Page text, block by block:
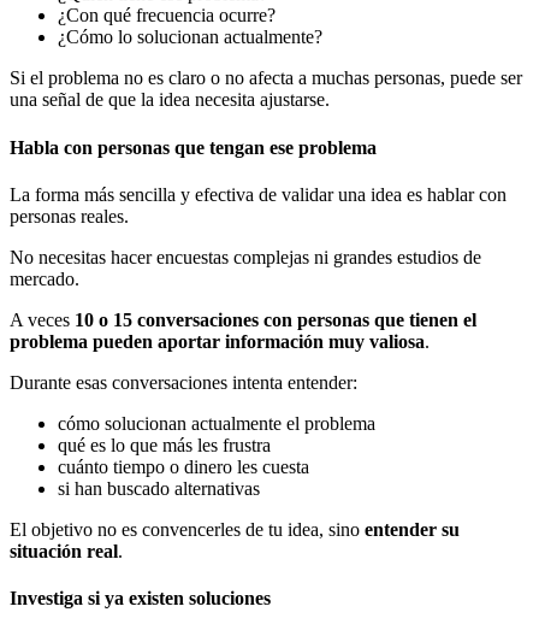
¿Con qué frecuencia ocurre?
¿Cómo lo solucionan actualmente?
Si el problema no es claro o no afecta a muchas personas, puede ser
una señal de que la idea necesita ajustarse.
Habla con personas que tengan ese problema
La forma más sencilla y efectiva de validar una idea es hablar con
personas reales.
No necesitas hacer encuestas complejas ni grandes estudios de
mercado.
A veces 10 o 15 conversaciones con personas que tienen el
problema pueden aportar información muy valiosa.
Durante esas conversaciones intenta entender:
cómo solucionan actualmente el problema
qué es lo que más les frustra
cuánto tiempo o dinero les cuesta
si han buscado alternativas
El objetivo no es convencerles de tu idea, sino entender su
situación real.
Investiga si ya existen soluciones